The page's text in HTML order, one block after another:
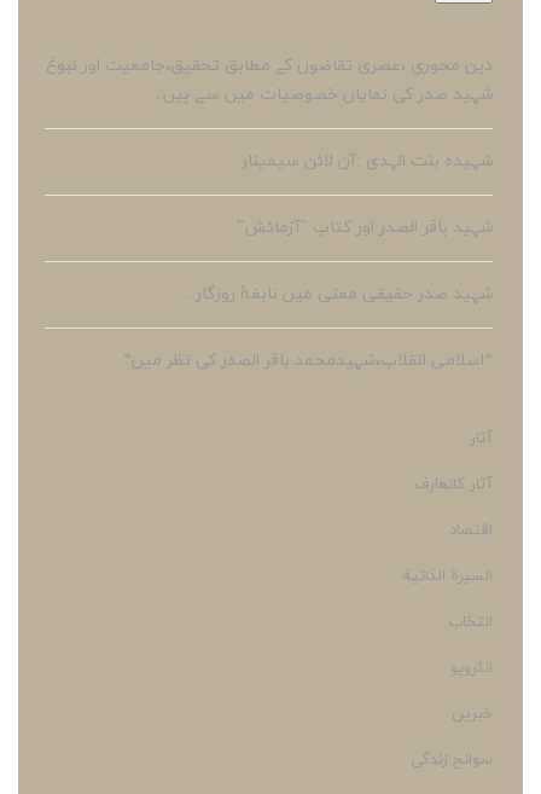
دین محوری ،عصری تقاضوں کے مطابق تحقیق،جامعیت اور نبوغ
شہید صدر کی نمایاں خصوصیات میں سے ہیں۔
شہیدہ بنت الہدی :آن لائن سیمینار
شہید باقر الصدر اور کتاب "آزمائش”
شہید صدر حقیقی معنی میں نابغۂ روزگار…
*اسلامی انقلاب،شہیدمحمد باقر الصدر کی نظر میں*
آثار
آثار کاتعارف
اقتصاد
السيرة الذاتية
انتخاب
انٹرویو
خبریں
سوانح زندگی